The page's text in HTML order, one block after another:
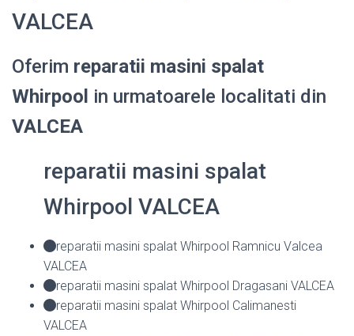
VALCEA
Oferim reparatii masini spalat
Whirpool in urmatoarele localitati din
VALCEA
reparatii masini spalat
Whirpool VALCEA
reparatii masini spalat Whirpool Ramnicu Valcea
VALCEA
reparatii masini spalat Whirpool Dragasani VALCEA
reparatii masini spalat Whirpool Calimanesti
VALCEA